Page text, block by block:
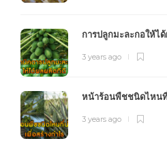
การปลูกมะละกอให้ไ
3 years ago
หน้าร้อนพืชชนิดไหนที่
3 years ago